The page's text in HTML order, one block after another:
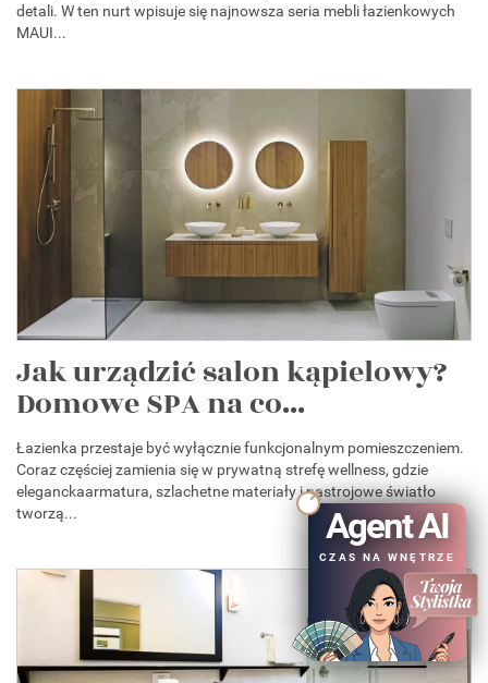
detali. W ten nurt wpisuje się najnowsza seria mebli łazienkowych
MAUI...
Jak urządzić salon kąpielowy?
Domowe SPA na co...
Łazienka przestaje być wyłącznie funkcjonalnym pomieszczeniem.
Coraz częściej zamienia się w prywatną strefę wellness, gdzie
eleganckaarmatura, szlachetne materiały i nastrojowe światło
tworzą...
Agent AI
CZAS NA WNĘTRZE